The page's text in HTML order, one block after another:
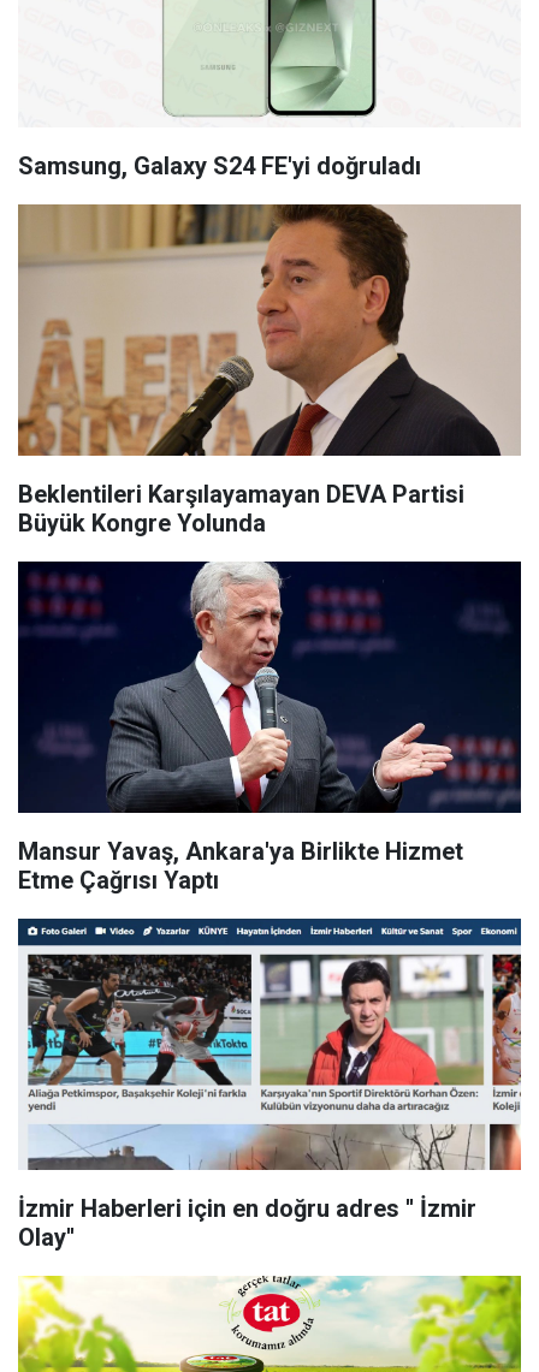
Samsung, Galaxy S24 FE'yi doğruladı
Beklentileri Karşılayamayan DEVA Partisi
Büyük Kongre Yolunda
Mansur Yavaş, Ankara'ya Birlikte Hizmet
Etme Çağrısı Yaptı
İzmir Haberleri için en doğru adres '' İzmir
Olay''